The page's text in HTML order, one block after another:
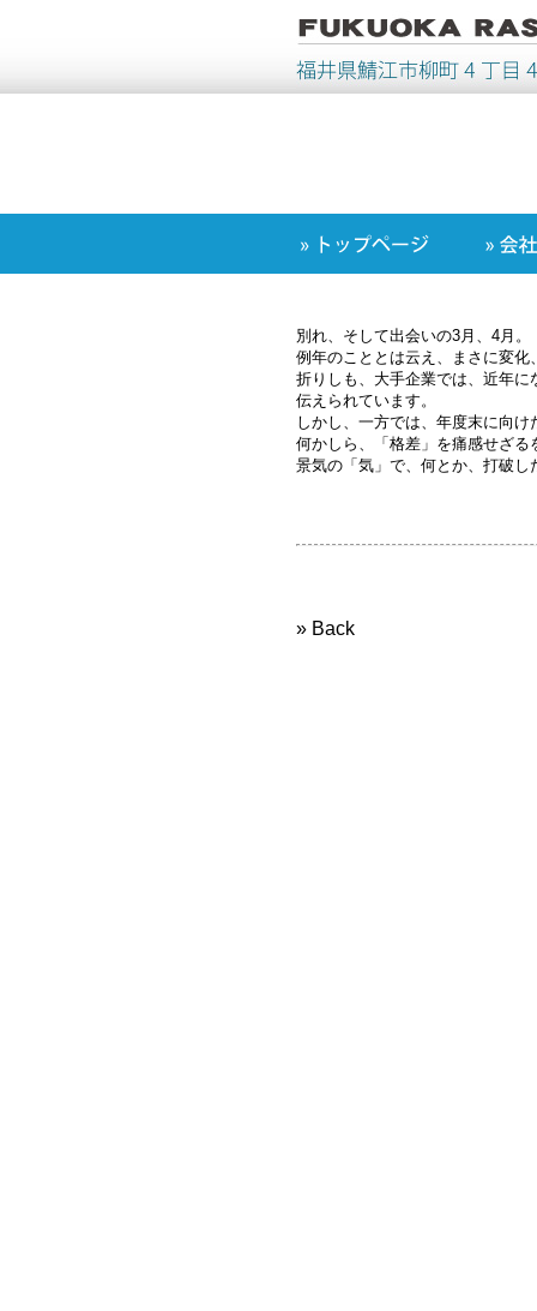
別れ、そして出会いの3月、4月。
例年のこととは云え、まさに変
折りしも、大手企業では、近年
伝えられています。
しかし、一方では、年度末に向
何かしら、「格差」を痛感せざる
景気の「気」で、何とか、打破し
» Back